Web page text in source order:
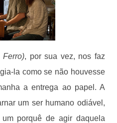
Ferro), por sua vez, nos faz
la como se não houvesse
a entrega ao papel. A
um ser humano odiável,
porquê de agir daquela